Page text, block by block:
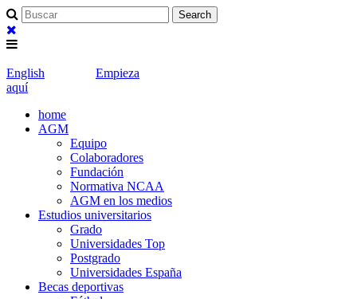
English
Empieza
aquí
home
AGM
Equipo
Colaboradores
Fundación
Normativa NCAA
AGM en los medios
Estudios universitarios
Grado
Universidades Top
Postgrado
Universidades España
Becas deportivas